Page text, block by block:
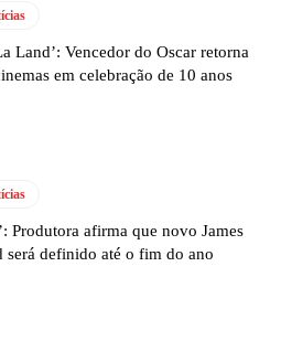
Land’: Vencedor do Oscar retorna
em celebração de 10 anos
Produtora afirma que novo James
será definido até o fim do ano